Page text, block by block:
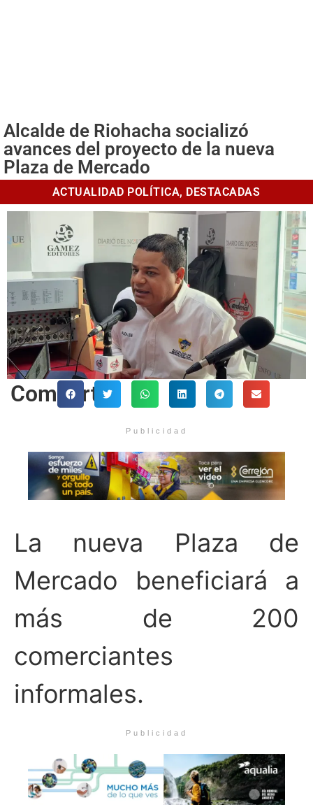
Alcalde de Riohacha socializó
avances del proyecto de la nueva
Plaza de Mercado
ACTUALIDAD POLÍTICA, DESTACADAS
Comparte
Publicidad
La nueva Plaza de
Mercado beneficiará a
más de 200
comerciantes
informales.
Publicidad